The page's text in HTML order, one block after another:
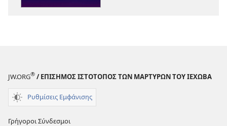
JW.ORG® / ΕΠΙΣΗΜΟΣ ΙΣΤΟΤΟΠΟΣ ΤΩΝ ΜΑΡΤΥΡΩΝ ΤΟΥ ΙΕΧΩΒΑ
Ρυθμίσεις Εμφάνισης
Γρήγοροι Σύνδεσμοι